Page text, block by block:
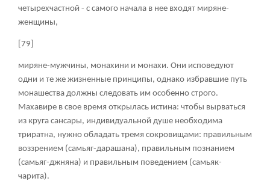
четырехчастной - с самого начала в нее входят миряне-
женщины,
[79]
миряне-мужчины, монахини и монахи. Они исповедуют
одни и те же жизненные принципы, однако избравшие путь
монашества должны следовать им особенно строго.
Махавире в свое время открылась истина: чтобы вырваться
из круга сансары, индивидуальной душе необходима
триратна, нужно обладать тремя сокровищами: правильным
воззрением (самьяг-дарашана), правильным познанием
(самьяг-джняна) и правильным поведением (самьяк-
чарита).